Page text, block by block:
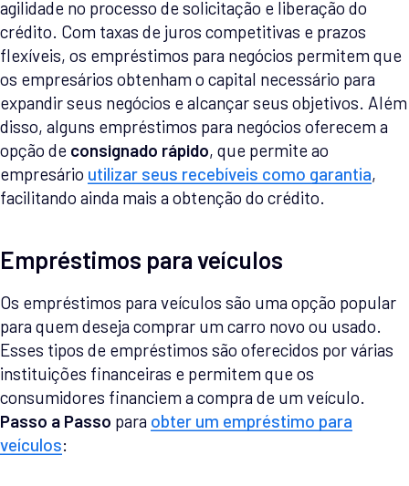
agilidade no processo de solicitação e liberação do
crédito. Com taxas de juros competitivas e prazos
flexíveis, os empréstimos para negócios permitem que
os empresários obtenham o capital necessário para
expandir seus negócios e alcançar seus objetivos. Além
disso, alguns empréstimos para negócios oferecem a
opção de consignado rápido, que permite ao
empresário utilizar seus recebíveis como garantia,
facilitando ainda mais a obtenção do crédito.
Empréstimos para veículos
Os empréstimos para veículos são uma opção popular
para quem deseja comprar um carro novo ou usado.
Esses tipos de empréstimos são oferecidos por várias
instituições financeiras e permitem que os
consumidores financiem a compra de um veículo.
Passo a Passo para obter um empréstimo para
veículos: